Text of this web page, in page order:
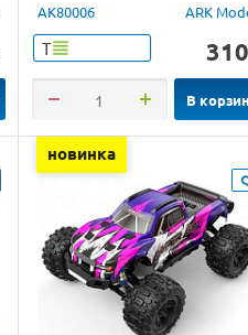
AK80006 ARK
Т 310
В
новинка